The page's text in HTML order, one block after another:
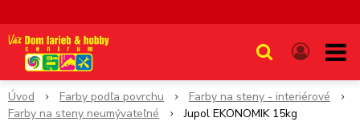
Úvod Farby podľa povrchu
Farby na steny - interiérové
Farby na steny neumývateľné
Jupol EKONOMIK 15kg